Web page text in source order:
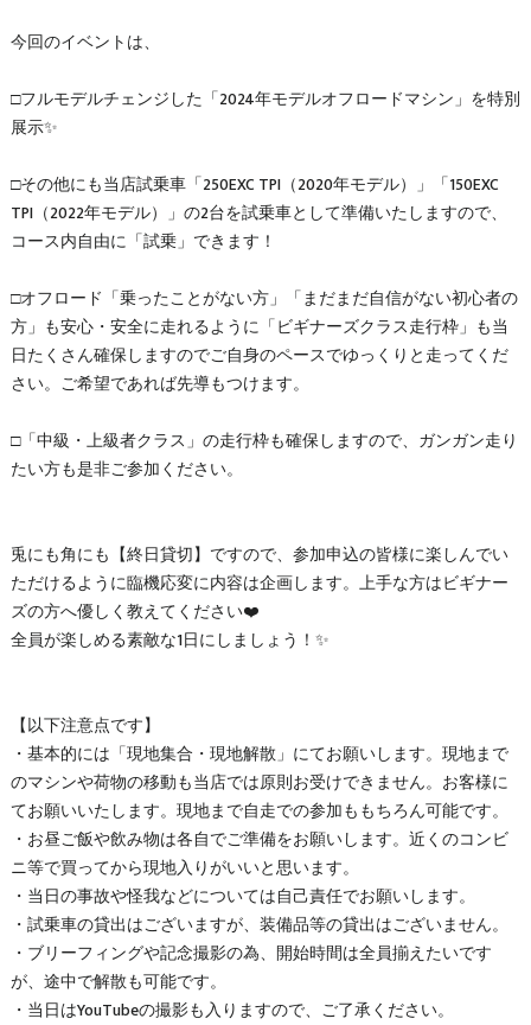
今回のイベントは、
□フルモデルチェンジした「2024年モデルオフロードマシン」を特別
展示✨
□その他にも当店試乗車「250EXC TPI（2020年モデル）」「150EXC
TPI（2022年モデル）」の2台を試乗車として準備いたしますので、
コース内自由に「試乗」できます！
□オフロード「乗ったことがない方」「まだまだ自信がない初心者の
方」も安心・安全に走れるように「ビギナーズクラス走行枠」も当
日たくさん確保しますのでご自身のペースでゆっくりと走ってくだ
さい。ご希望であれば先導もつけます。
□「中級・上級者クラス」の走行枠も確保しますので、ガンガン走り
たい方も是非ご参加ください。
兎にも角にも【終日貸切】ですので、参加申込の皆様に楽しんでい
ただけるように臨機応変に内容は企画します。上手な方はビギナー
ズの方へ優しく教えてください❤️
全員が楽しめる素敵な1日にしましょう！✨
【以下注意点です】
・基本的には「現地集合・現地解散」にてお願いします。現地まで
のマシンや荷物の移動も当店では原則お受けできません。お客様に
てお願いいたします。現地まで自走での参加ももちろん可能です。
・お昼ご飯や飲み物は各自でご準備をお願いします。近くのコンビ
ニ等で買ってから現地入りがいいと思います。
・当日の事故や怪我などについては自己責任でお願いします。
・試乗車の貸出はございますが、装備品等の貸出はございません。
・ブリーフィングや記念撮影の為、開始時間は全員揃えたいです
が、途中で解散も可能です。
・当日はYouTubeの撮影も入りますので、ご了承ください。